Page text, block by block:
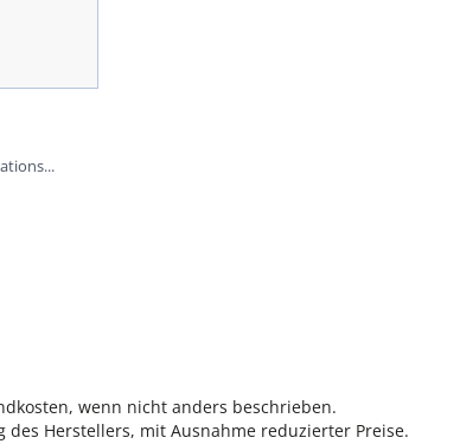
wenn nicht anders beschrieben.
Herstellers, mit Ausnahme reduzierter Preise.